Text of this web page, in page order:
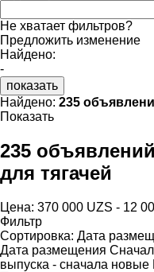
Не хватает фильтров?
Предложить изменение
Найдено:
-
показать
Найдено: 235
Показать
235
для тягачей
Цена: 370 000 UZS - 12
Фильтр
Сортировка: Дата
Дата размещения
выпуска - сначала новые